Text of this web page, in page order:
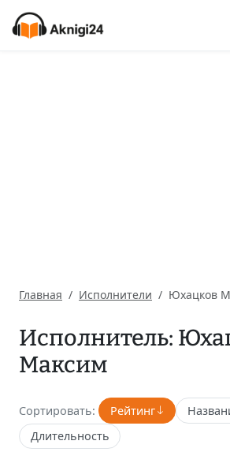
Главная Исполнители Юхацков
Исполнитель:
Максим
Сортировать: Рейтинг
Длительность